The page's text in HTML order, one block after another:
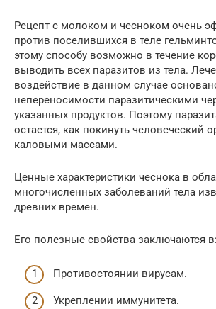
Рецепт с молоком и чесноком очень
против поселившихся в теле
этому способу возможно в течение
выводить всех паразитов из тела.
воздействие в данном случае
непереносимости паразитическими
указанных продуктов. Поэтому
остается, как покинуть человеческий
каловыми массами.
Ценные характеристики чеснока в
многочисленных заболеваний тела
древних времен.
Его полезные свойства заключаются в:
Противостоянии вирусам.
Укреплении иммунитета.